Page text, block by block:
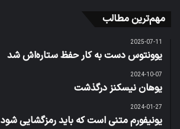
مهم‌ترین مطالب
2025-07-11
یوونتوس دست به کار حفظ ستاره‌اش شد
2024-10-07
یوهان نیسکنز درگذشت
2024-01-27
یونیفورم متنی است که باید رمزگشایی شود